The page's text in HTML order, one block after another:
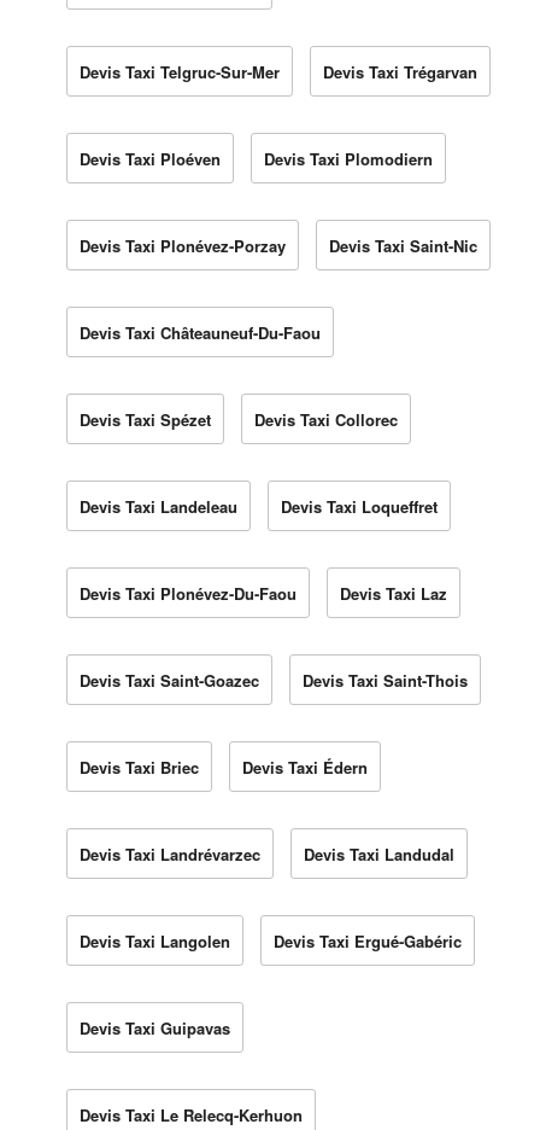
Devis Taxi Telgruc-Sur-Mer Devis Taxi Trégarvan
Devis Taxi Ploéven Devis Taxi Plomodiern
Devis Taxi Plonévez-Porzay Devis Taxi Saint-Nic
Devis Taxi Châteauneuf-Du-Faou
Devis Taxi Spézet Devis Taxi Collorec
Devis Taxi Landeleau Devis Taxi Loqueffret
Devis Taxi Plonévez-Du-Faou Devis Taxi Laz
Devis Taxi Saint-Goazec Devis Taxi Saint-Thois
Devis Taxi Briec Devis Taxi Édern
Devis Taxi Landrévarzec Devis Taxi Landudal
Devis Taxi Langolen Devis Taxi Ergué-Gabéric
Devis Taxi Guipavas
Devis Taxi Le Relecq-Kerhuon